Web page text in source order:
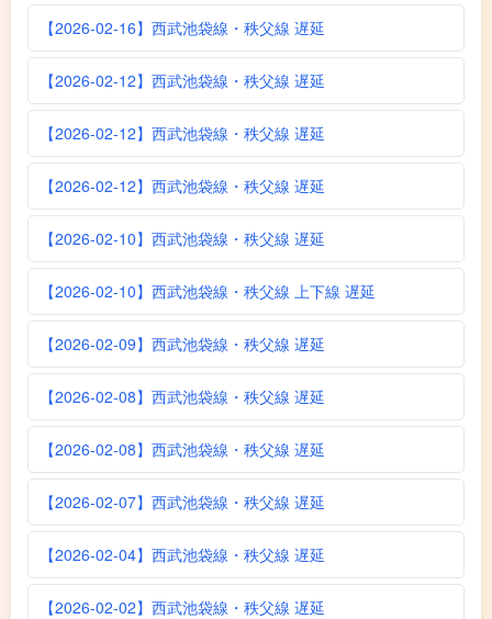
【2026-02-16】西武池袋線・秩父線 遅延
【2026-02-12】西武池袋線・秩父線 遅延
【2026-02-12】西武池袋線・秩父線 遅延
【2026-02-12】西武池袋線・秩父線 遅延
【2026-02-10】西武池袋線・秩父線 遅延
【2026-02-10】西武池袋線・秩父線 上下線 遅延
【2026-02-09】西武池袋線・秩父線 遅延
【2026-02-08】西武池袋線・秩父線 遅延
【2026-02-08】西武池袋線・秩父線 遅延
【2026-02-07】西武池袋線・秩父線 遅延
【2026-02-04】西武池袋線・秩父線 遅延
【2026-02-02】西武池袋線・秩父線 遅延